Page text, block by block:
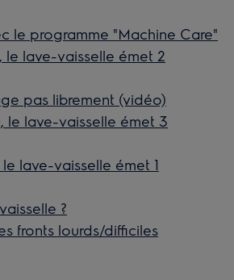
le programme "Machine Care"
le lave-vaisselle émet 2
pas librement (vidéo)
le lave-vaisselle émet 3
lave-vaisselle émet 1
?
fronts lourds/difficiles